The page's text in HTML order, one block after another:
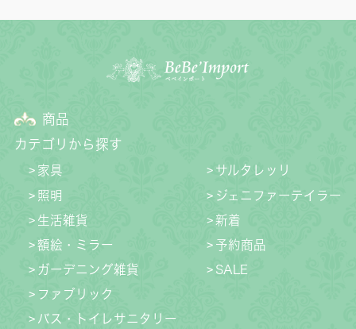
商品
カテゴリから探す
家具
照明
生活雑貨
額絵・ミラー
ガーデニング雑貨
ファブリック
バス・トイレサニタリー
サルタレッリ
ジェニファーテイラー
新着
予約商品
SALE